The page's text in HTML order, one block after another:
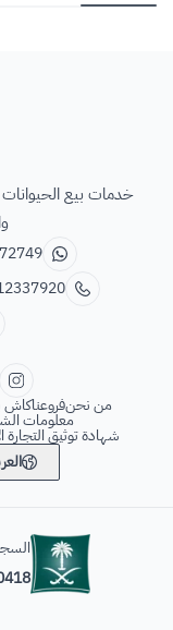
خدمات بيع الحيوانات
من نحنفروعناكاش
معلومات
شهادة توثيق التجارة